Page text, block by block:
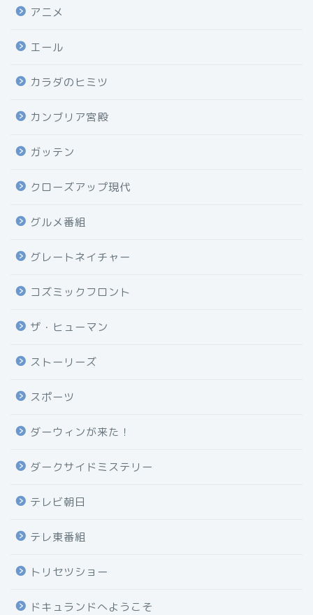
アニメ
エール
カラダのヒミツ
カンブリア宮殿
ガッテン
クローズアップ現代
グルメ番組
グレートネイチャー
コズミックフロント
ザ・ヒューマン
ストーリーズ
スポーツ
ダーウィンが来た！
ダークサイドミステリー
テレビ朝日
テレ東番組
トリセツショー
ドキュランドへようこそ